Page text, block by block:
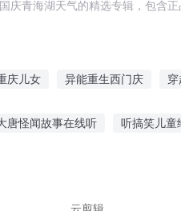
庆青海湖天气的精选专辑，包含
庆儿女 异能重生西门庆
唐怪闻故事在线听 听搞笑儿童
云剪辑